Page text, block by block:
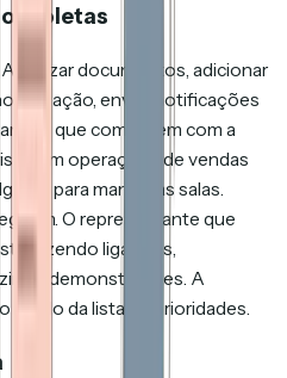
obsoletas
documentos, adicionar
de ação, enviar notificações
que competem com a
com operações de vendas
para manter as salas.
O representante que
fazendo ligações,
demonstrações. A
fundo da lista de prioridades.